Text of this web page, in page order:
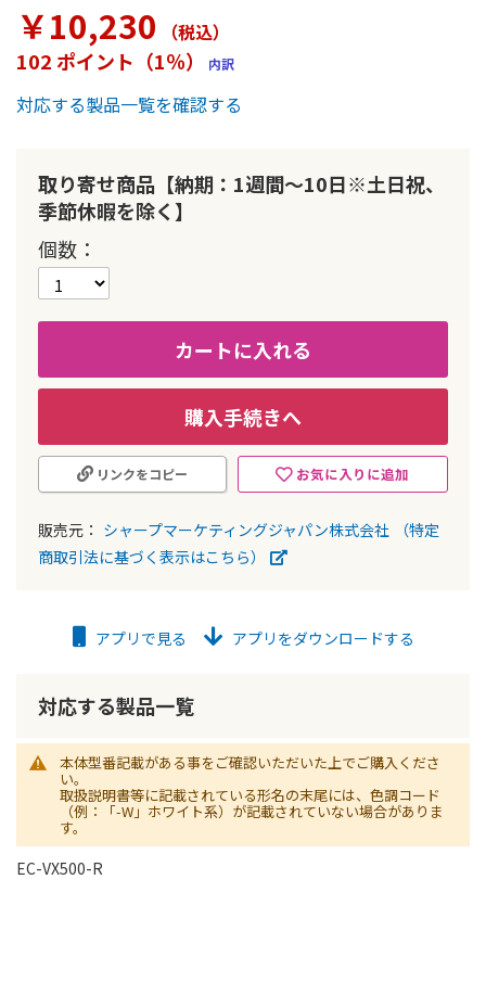
￥10,230 （税込）
102 ポイント（1％） 内訳
対応する製品一覧を確認する
取り寄せ商品【納期：1週間～10日※土日祝、
季節休暇を除く】
個数
カートに入れる
購入手続きへ
お気に入りに追加
リンクをコピー
販売元： シャープマーケティングジャパン株式会社
（特定
商取引法に基づく表示はこちら）
リ
ー
の
最
初
動
す
る
アプリで見る アプリをダウンロードする
対応する製品一覧
本体型番記載がある事をご確認いただいた上でご購入くださ
い。
取扱説明書等に記載されている形名の末尾には、色調コード
（例：「-W」ホワイト系）が記載されていない場合がありま
す。
EC-VX500-R